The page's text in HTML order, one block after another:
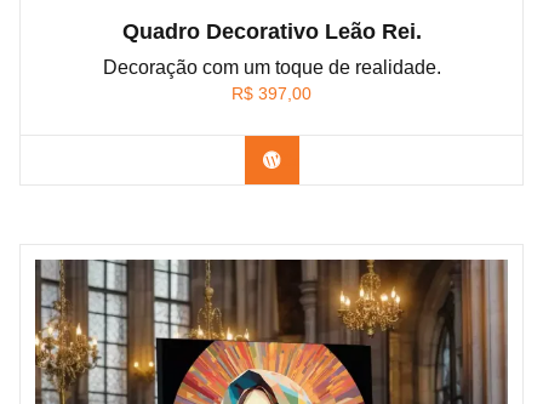
Quadro Decorativo Leão Rei.
Decoração com um toque de realidade.
R$ 397,00
Confira os modelos